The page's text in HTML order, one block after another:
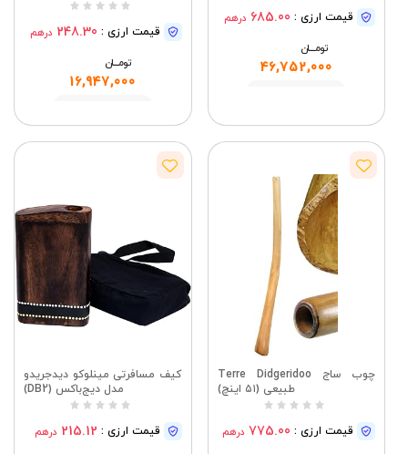
قیمت ارزی : 685.00 درهم
تومــــــان
46,752,000
قیمت ارزی : 248.30 درهم
تومــــــان
16,947,000
چوب ساج Terre Didgeridoo
طبیعی (۵۱ اینچ)
قیمت ارزی : 775.00 درهم
کیف مسافرتی مینلوکو دیدجریدو
مدل دیج‌باکس (DB2)
قیمت ارزی : 215.12 درهم